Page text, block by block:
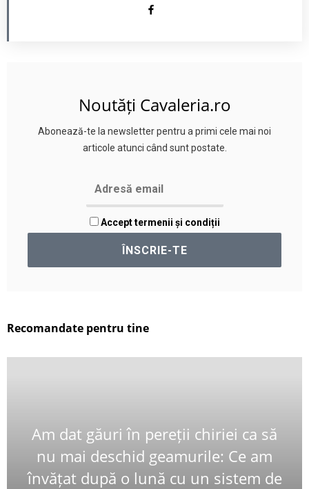
Noutăți Cavaleria.ro
Abonează-te la newsletter pentru a primi cele mai noi
articole atunci când sunt postate.
Accept termenii și condiții
Recomandate pentru tine
Am dat găuri în pereții chiriei ca să
nu mai deschid geamurile: Ce am
învățat după o lună cu un sistem de